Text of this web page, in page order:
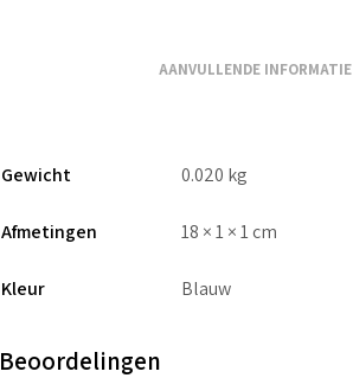
AANVULLENDE INFORMATIE
Gewicht 0.020 kg
Afmetingen 18 × 1 × 1 cm
Kleur Blauw
Beoordelingen